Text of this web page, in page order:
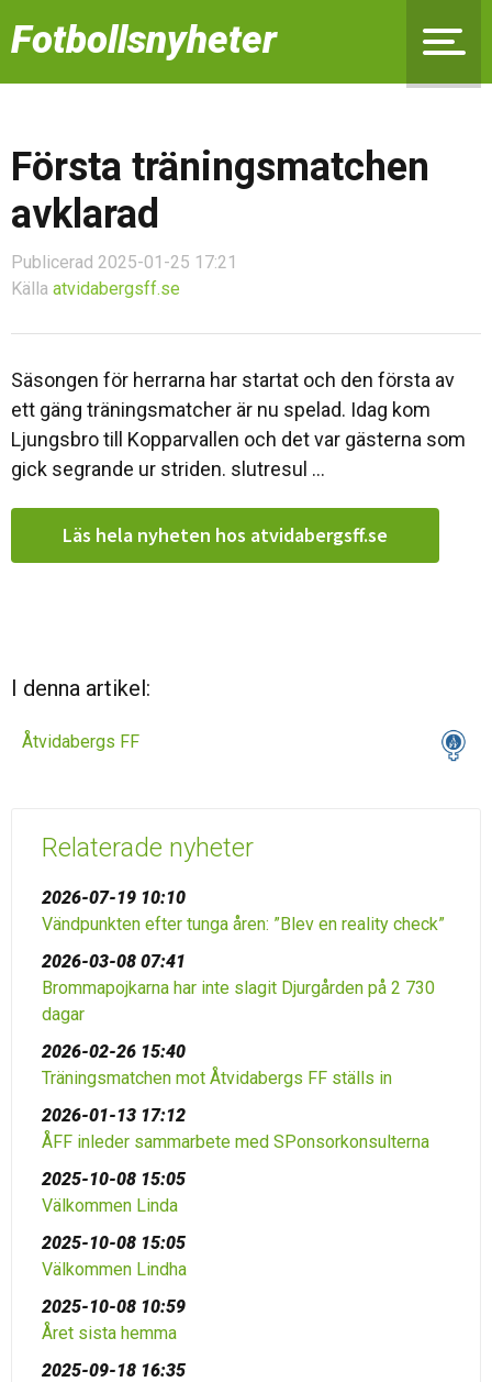
Fotbollsnyheter
Första träningsmatchen
avklarad
Publicerad 2025-01-25 17:21
Källa atvidabergsff.se
Säsongen för herrarna har startat och den första av
ett gäng träningsmatcher är nu spelad. Idag kom
Ljungsbro till Kopparvallen och det var gästerna som
gick segrande ur striden. slutresul ...
Läs hela nyheten hos atvidabergsff.se
I denna artikel:
Åtvidabergs FF
Relaterade nyheter
2026-07-19 10:10
Vändpunkten efter tunga åren: ”Blev en reality check”
2026-03-08 07:41
Brommapojkarna har inte slagit Djurgården på 2 730
dagar
2026-02-26 15:40
Träningsmatchen mot Åtvidabergs FF ställs in
2026-01-13 17:12
ÅFF inleder sammarbete med SPonsorkonsulterna
2025-10-08 15:05
Välkommen Linda
2025-10-08 15:05
Välkommen Lindha
2025-10-08 10:59
Året sista hemma
2025-09-18 16:35